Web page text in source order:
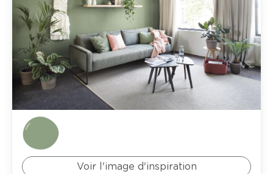
Voir l'image d'inspiration